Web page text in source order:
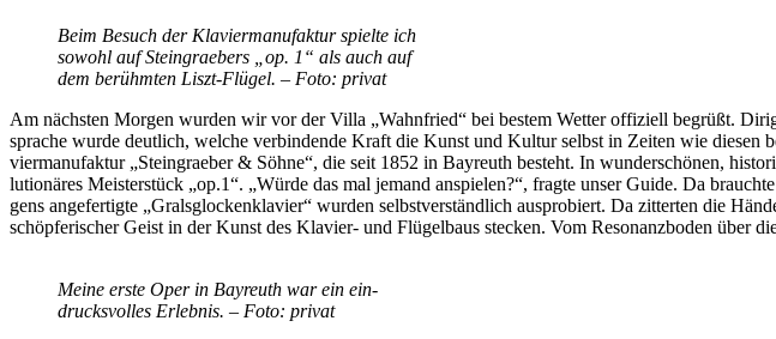
Beim Be­such der Kla­vier­ma­nu­fak­tur spiel­te ich
so­wohl auf Stein­grae­bers „op. 1“ als auch auf
dem be­rühm­ten Liszt-Flü­gel. – Foto: privat
Am nächs­ten Mor­gen wur­den wir vor der Vil­la „Wahn­fried“ bei bes­tem Wet­ter of­fi­zi­ell be­grüßt.
spra­che wur­de deut­lich, wel­che ver­bin­den­de Kraft die Kunst und Kul­tur selbst in Zei­ten wie
vier­ma­nu­fak­tur „Stein­grae­ber & Söh­ne“, die seit 1852 in Bay­reuth be­steht. In wun­der­schö­nen,
lu­tio­nä­res Meis­ter­stück „op.1“. „Wür­de das mal je­mand an­spie­len?“, frag­te un­ser Gui­de. Da
gens an­ge­fer­tig­te „Grals­glo­ck­en­kla­vier“ wur­den selbst­ver­ständ­lich aus­pro­biert. Da zit­ter­ten die
schöp­fe­ri­scher Geist in der Kunst des Kla­vier- und Flü­gel­baus ste­cken. Vom Re­so­nanz­bo­den über
Mei­ne ers­te Oper in Bay­reuth war ein ein­
drucks­vol­les Er­leb­nis. – Foto: privat